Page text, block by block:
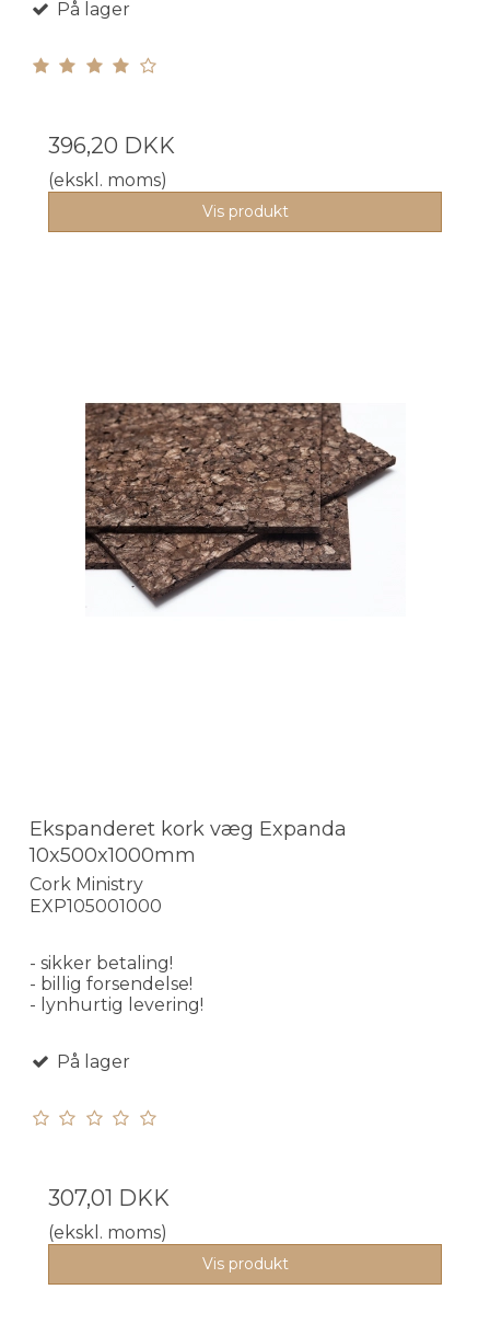
På lager
396,20 DKK
(ekskl. moms)
Vis produkt
Ekspanderet kork væg Expanda
10x500x1000mm
Cork Ministry
EXP105001000
- sikker betaling!
- billig forsendelse!
- lynhurtig levering!
På lager
307,01 DKK
(ekskl. moms)
Vis produkt